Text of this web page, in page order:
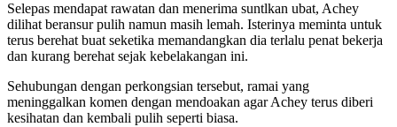
Selepas mendapat rawatan dan menerima suntlkan ubat, Achey
dilihat beransur pulih namun masih lemah. Isterinya meminta untuk
terus berehat buat seketika memandangkan dia terlalu penat bekerja
dan kurang berehat sejak kebelakangan ini.
Sehubungan dengan perkongsian tersebut, ramai yang
meninggalkan komen dengan mendoakan agar Achey terus diberi
kesihatan dan kembali pulih seperti biasa.